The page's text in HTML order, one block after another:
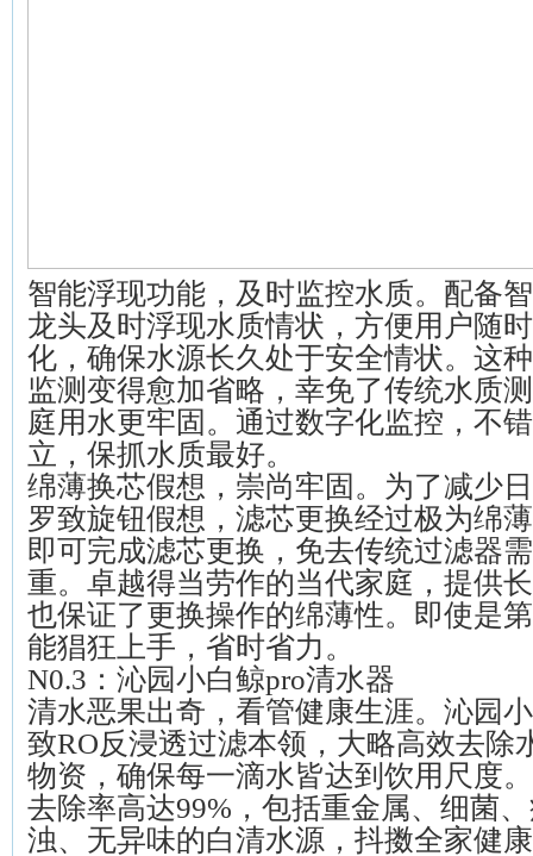
智能浮现功能，及时监控水质。配备
龙头及时浮现水质情状，方便用户随
化，确保水源长久处于安全情状。这
监测变得愈加省略，幸免了传统水质
庭用水更牢固。通过数字化监控，不
立，保抓水质最好。
绵薄换芯假想，崇尚牢固。为了减少
罗致旋钮假想，滤芯更换经过极为绵
即可完成滤芯更换，免去传统过滤器
重。卓越得当劳作的当代家庭，提供
也保证了更换操作的绵薄性。即使是
能猖狂上手，省时省力。
N0.3：沁园小白鲸pro清水器
清水恶果出奇，看管健康生涯。沁园
致RO反浸透过滤本领，大略高效去除
物资，确保每一滴水皆达到饮用尺度
去除率高达99%，包括重金属、细菌
浊、无异味的白清水源，抖擞全家健